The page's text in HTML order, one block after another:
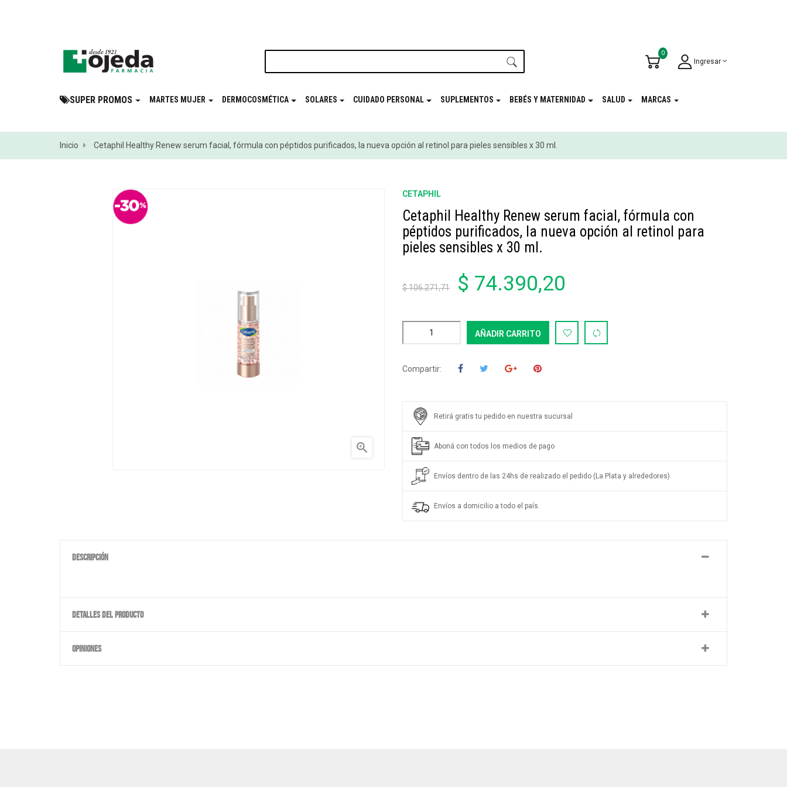
Ingresar
0
SUPER PROMOS MARTES MUJER DERMOCOSMÉTICA SOLARES CUIDADO PERSONAL SUPLEMENTOS BEBÉS Y MATERNIDAD SALUD MARCAS
Inicio Cetaphil Healthy Renew serum facial, fórmula con péptidos purificados, la nueva opción al retinol para pieles sensibles x 30 ml.

CETAPHIL
Cetaphil Healthy Renew serum facial, fórmula con
péptidos purificados, la nueva opción al retinol para
pieles sensibles x 30 ml.
$ 106.271,71 $ 74.390,20
AÑADIR CARRITO
Compartir:
Retirá gratis tu pedido en nuestra sucursal
Aboná con todos los medios de pago
Envíos dentro de las 24hs de realizado el pedido (La Plata y alrededores)
Envíos a domicilio a todo el país.
DESCRIPCIÓN
DETALLES DEL PRODUCTO
OPINIONES